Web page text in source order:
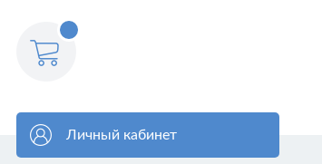
order.count
|| 0 @>
Личный кабинет